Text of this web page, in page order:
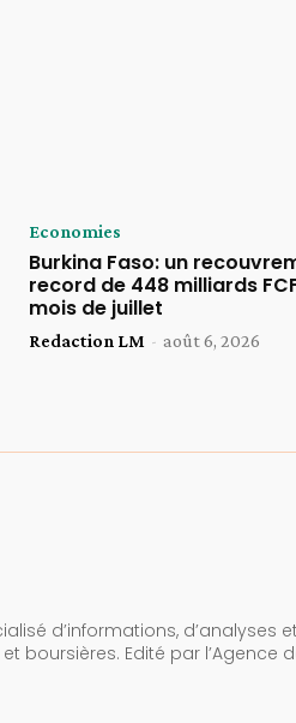
Economies
Burkina Faso: un
record de 448 milliards
mois de juillet
Redaction LM - août 6, 2026
d’informations, d’analyses et
boursières. Edité par l’Agence